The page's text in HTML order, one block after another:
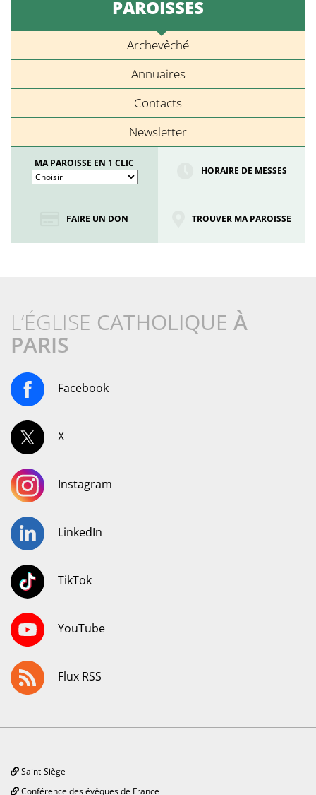
PAROISSES
Archevêché
Annuaires
Contacts
Newsletter
MA PAROISSE EN 1 CLIC
HORAIRE DE MESSES
FAIRE UN DON TROUVER MA PAROISSE
L’ÉGLISE CATHOLIQUE À
PARIS
Facebook
X
Instagram
LinkedIn
TikTok
YouTube
Flux RSS
Saint-Siège
Conférence des évêques de France